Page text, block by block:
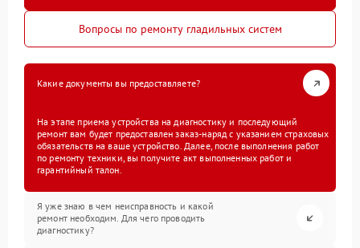
Вопросы по ремонту гладильных систем
Какие документы вы предоставляете?
На этапе приема устройства на диагностику и последующий
ремонт вам будет предоставлен заказ-наряд с указанием страховых
обязательств на ваше устройство. Далее, после выполнения работ
по ремонту техники, вы получите акт выполненных работ и
гарантийный талон.
Я уже знаю в чем неисправность и какой
ремонт необходим. Для чего проводить
диагностику?